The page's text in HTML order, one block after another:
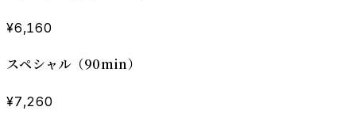
¥6,160
スペシャル（90min）
¥7,260